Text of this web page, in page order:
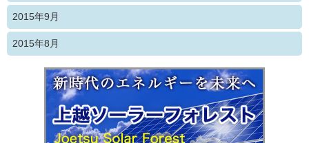
2015年9月
2015年8月